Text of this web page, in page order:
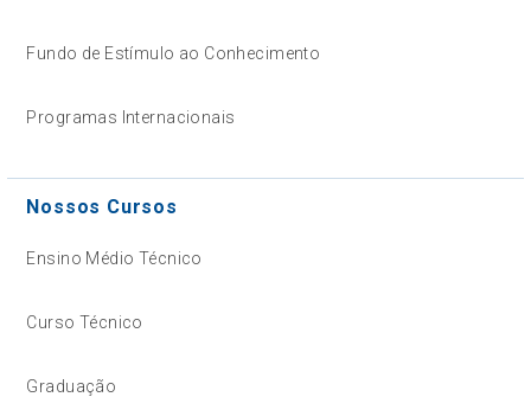
Fundo de Estímulo ao Conhecimento
Programas Internacionais
Nossos Cursos
Ensino Médio Técnico
Curso Técnico
Graduação